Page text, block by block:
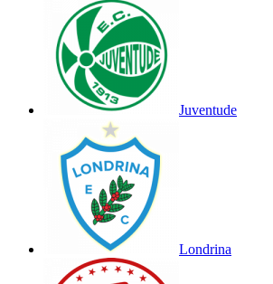
Juventude
Londrina